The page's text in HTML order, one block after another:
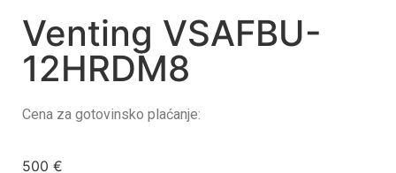
Venting VSAFBU-
12HRDM8
Cena za gotovinsko plaćanje:
500 €